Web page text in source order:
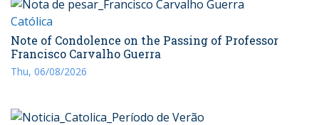
Católica
Note of Condolence on the Passing of Professor
Francisco Carvalho Guerra
Thu, 06/08/2026